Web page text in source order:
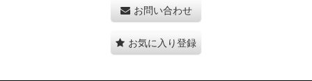
お問い合わせ
お気に入り登録